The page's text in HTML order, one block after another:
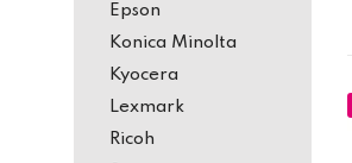
Epson
Konica Minolta
Kyocera
Lexmark
Ricoh